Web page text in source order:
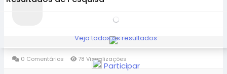
Veja todos os resultados
Participar
0 Comentários 78 Visualizações